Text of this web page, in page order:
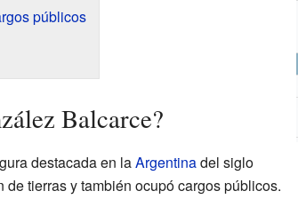
públicos
Balcarce?
destacada en laArgentinadel siglo
tierras y también ocupó cargos públicos.